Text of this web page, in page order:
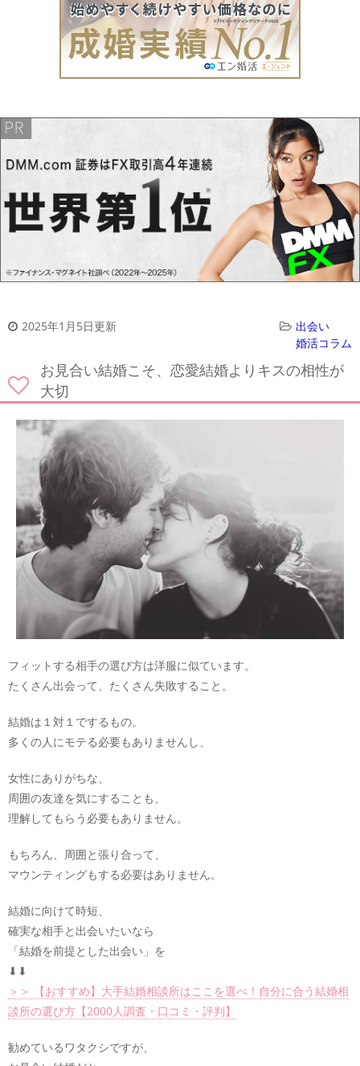
2025年1月5日更新
出会い
婚活コラム
お見合い結婚こそ、恋愛結婚よりキスの相性が
大切
フィットする相手の選び方は洋服に似ています。
たくさん出会って、たくさん失敗すること。
結婚は１対１でするもの。
多くの人にモテる必要もありませんし、
女性にありがちな、
周囲の友達を気にすることも、
理解してもらう必要もありません。
もちろん、周囲と張り合って、
マウンティングもする必要はありません。
結婚に向けて時短、
確実な相手と出会いたいなら
「結婚を前提とした出会い」を
⬇︎⬇︎
＞＞ 【おすすめ】大手結婚相談所はここを選べ！自分に合う結婚相
談所の選び方【2000人調査・口コミ・評判】
勧めているワタクシですが、